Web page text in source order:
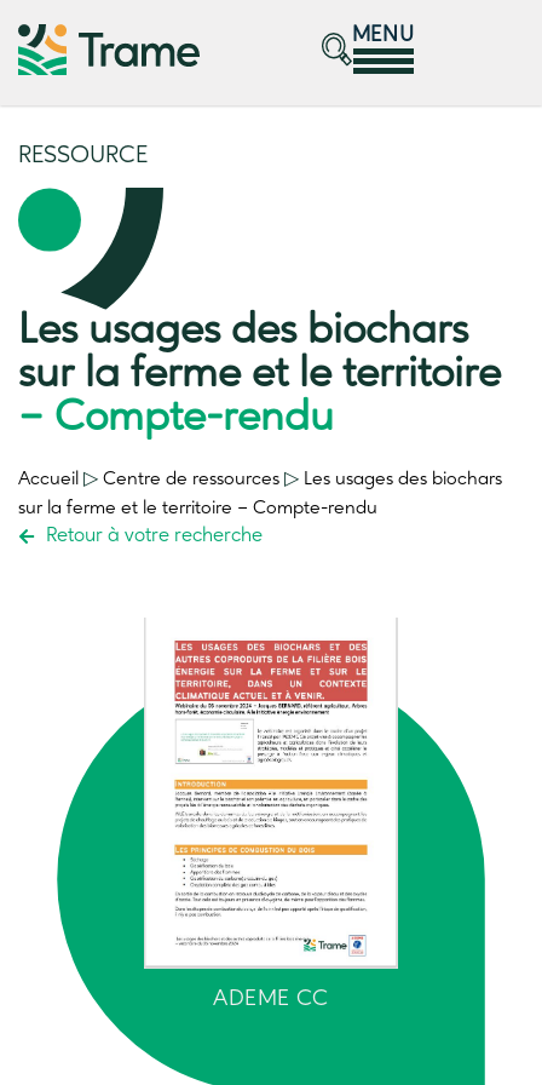
MENU
RESSOURCE
Les usages des biochars
sur la ferme et le territoire
– Compte-rendu
Accueil ▷ Centre de ressources ▷ Les usages des biochars
sur la ferme et le territoire – Compte-rendu
Retour à votre recherche
ADEME CC